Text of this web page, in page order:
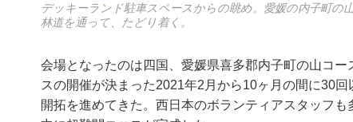
デッキーランド駐車スペースからの眺め。愛媛の内子町
林道を通って、たどり着く。
会場となったのは四国、愛媛県喜多郡内子町の山コ
スの開催が決まった2021年2月から10ヶ月の間に30
開拓を進めてきた。西日本のボランティアスタッフ